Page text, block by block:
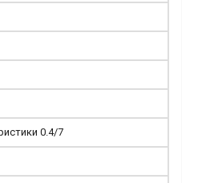
0.4/7